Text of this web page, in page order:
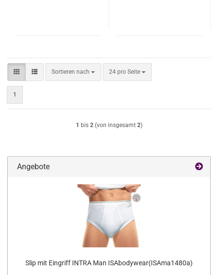
Sortieren nach
Sortieren nach 24 pro Seite
pro Seite
1
1 bis 2(von insgesamt 2)
Angebote
Slip mit Eingriff INTRA Man ISAbodywear(ISAma1480a)